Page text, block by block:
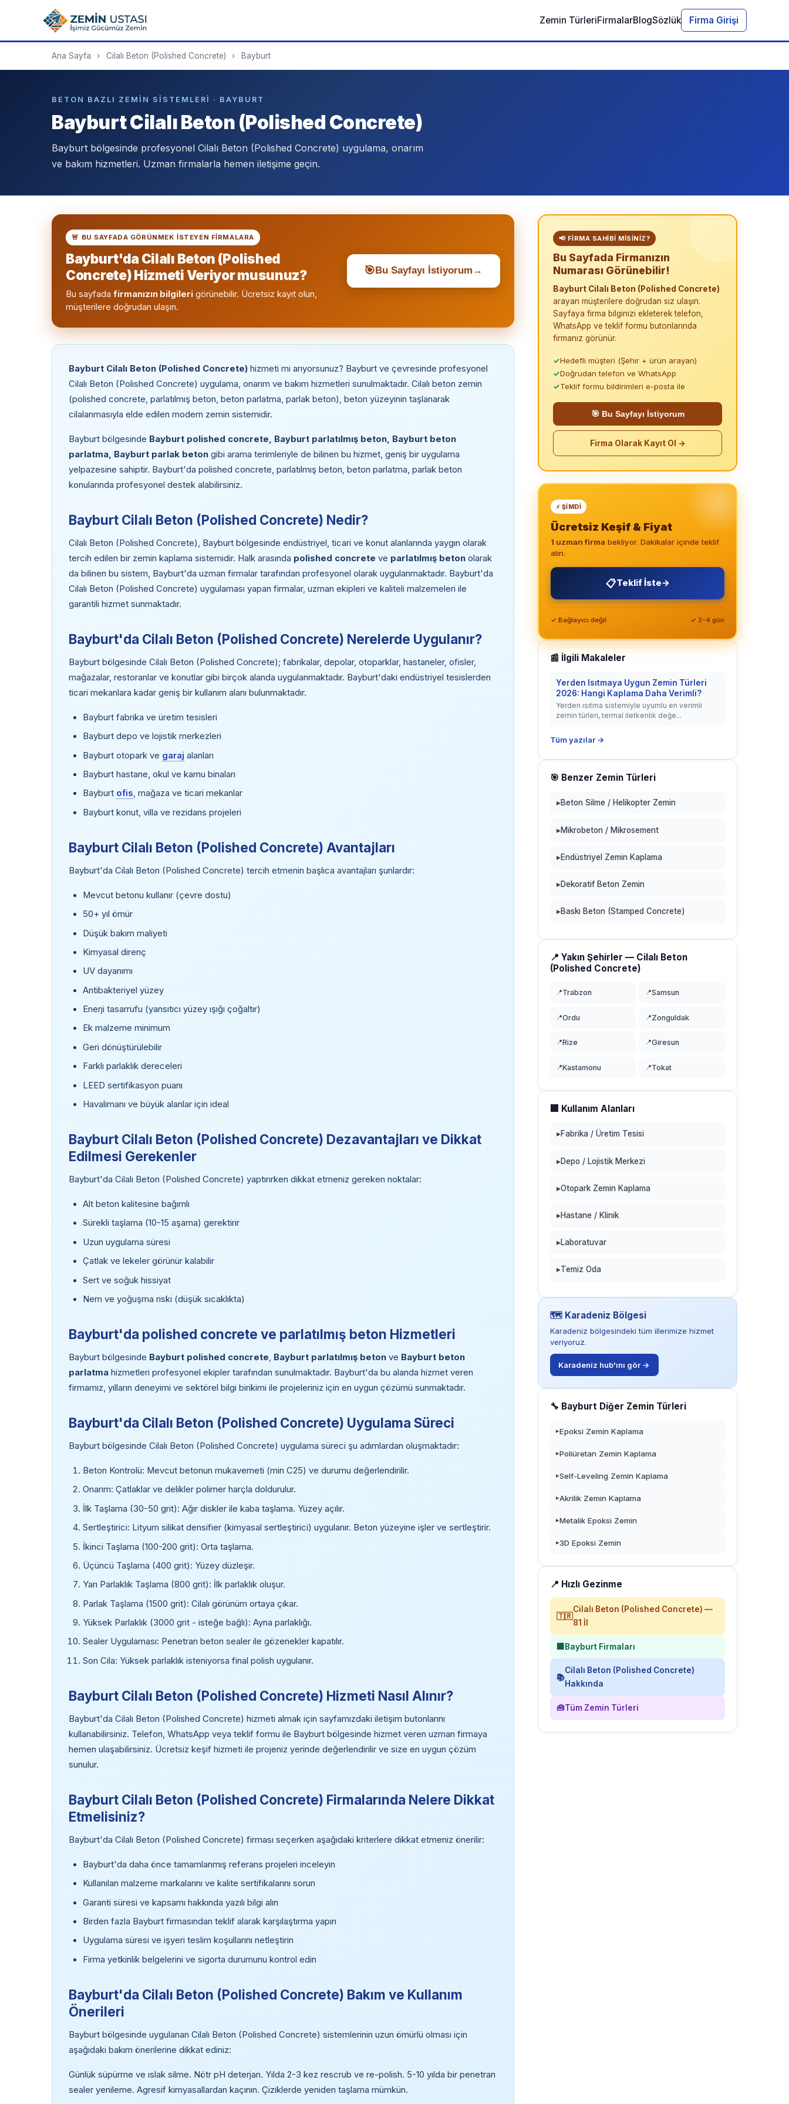
Zemin TürleriFirmalarBlogSözlük Firma Girişi
Ana Sayfa › Cilalı Beton (Polished Concrete) › Bayburt
BETON BAZLI ZEMIN SISTEMLERI · BAYBURT
Bayburt Cilalı Beton (Polished Concrete)
Bayburt bölgesinde profesyonel Cilalı Beton (Polished Concrete) uygulama, onarım
ve bakım hizmetleri. Uzman firmalarla hemen iletişime geçin.
🚨 BU SAYFADA GÖRÜNMEK ISTEYEN FIRMALARA
Bayburt'da Cilalı Beton (Polished
Concrete) Hizmeti Veriyor musunuz?
Bu sayfada firmanızın bilgileri görünebilir. Ücretsiz kayıt olun,
müşterilere doğrudan ulaşın.
🎯 Bu Sayfayı İstiyorum →
Bayburt Cilalı Beton (Polished Concrete) hizmeti mi arıyorsunuz? Bayburt ve çevresinde profesyonel
Cilalı Beton (Polished Concrete) uygulama, onarım ve bakım hizmetleri sunulmaktadır. Cilalı beton zemin
(polished concrete, parlatılmış beton, beton parlatma, parlak beton), beton yüzeyinin taşlanarak
cilalanmasıyla elde edilen modern zemin sistemidir.
Bayburt bölgesinde Bayburt polished concrete, Bayburt parlatılmış beton, Bayburt beton
parlatma, Bayburt parlak beton gibi arama terimleriyle de bilinen bu hizmet, geniş bir uygulama
yelpazesine sahiptir. Bayburt'da polished concrete, parlatılmış beton, beton parlatma, parlak beton
konularında profesyonel destek alabilirsiniz.
Bayburt Cilalı Beton (Polished Concrete) Nedir?
Cilalı Beton (Polished Concrete), Bayburt bölgesinde endüstriyel, ticari ve konut alanlarında yaygın olarak
tercih edilen bir zemin kaplama sistemidir. Halk arasında polished concrete ve parlatılmış beton olarak
da bilinen bu sistem, Bayburt'da uzman firmalar tarafından profesyonel olarak uygulanmaktadır. Bayburt'da
Cilalı Beton (Polished Concrete) uygulaması yapan firmalar, uzman ekipleri ve kaliteli malzemeleri ile
garantili hizmet sunmaktadır.
Bayburt'da Cilalı Beton (Polished Concrete) Nerelerde Uygulanır?
Bayburt bölgesinde Cilalı Beton (Polished Concrete); fabrikalar, depolar, otoparklar, hastaneler, ofisler,
mağazalar, restoranlar ve konutlar gibi birçok alanda uygulanmaktadır. Bayburt'daki endüstriyel tesislerden
ticari mekanlara kadar geniş bir kullanım alanı bulunmaktadır.
Bayburt fabrika ve üretim tesisleri
Bayburt depo ve lojistik merkezleri
Bayburt otopark ve garaj alanları
Bayburt hastane, okul ve kamu binaları
Bayburt ofis, mağaza ve ticari mekanlar
Bayburt konut, villa ve rezidans projeleri
Bayburt Cilalı Beton (Polished Concrete) Avantajları
Bayburt'da Cilalı Beton (Polished Concrete) tercih etmenin başlıca avantajları şunlardır:
Mevcut betonu kullanır (çevre dostu)
50+ yıl ömür
Düşük bakım maliyeti
Kimyasal direnç
UV dayanımı
Antibakteriyel yüzey
Enerji tasarrufu (yansıtıcı yüzey ışığı çoğaltır)
Ek malzeme minimum
Geri dönüştürülebilir
Farklı parlaklık dereceleri
LEED sertifikasyon puanı
Havalimanı ve büyük alanlar için ideal
Bayburt Cilalı Beton (Polished Concrete) Dezavantajları ve Dikkat
Edilmesi Gerekenler
Bayburt'da Cilalı Beton (Polished Concrete) yaptırırken dikkat etmeniz gereken noktalar:
Alt beton kalitesine bağımlı
Sürekli taşlama (10-15 aşama) gerektirir
Uzun uygulama süresi
Çatlak ve lekeler görünür kalabilir
Sert ve soğuk hissiyat
Nem ve yoğuşma riski (düşük sıcaklıkta)
Bayburt'da polished concrete ve parlatılmış beton Hizmetleri
Bayburt bölgesinde Bayburt polished concrete, Bayburt parlatılmış beton ve Bayburt beton
parlatma hizmetleri profesyonel ekipler tarafından sunulmaktadır. Bayburt'da bu alanda hizmet veren
firmamız, yılların deneyimi ve sektörel bilgi birikimi ile projeleriniz için en uygun çözümü sunmaktadır.
Bayburt'da Cilalı Beton (Polished Concrete) Uygulama Süreci
Bayburt bölgesinde Cilalı Beton (Polished Concrete) uygulama süreci şu adımlardan oluşmaktadır:
Beton Kontrolü: Mevcut betonun mukavemeti (min C25) ve durumu değerlendirilir.
Onarım: Çatlaklar ve delikler polimer harçla doldurulur.
İlk Taşlama (30-50 grit): Ağır diskler ile kaba taşlama. Yüzey açılır.
Sertleştirici: Lityum silikat densifier (kimyasal sertleştirici) uygulanır. Beton yüzeyine işler ve sertleştirir.
İkinci Taşlama (100-200 grit): Orta taşlama.
Üçüncü Taşlama (400 grit): Yüzey düzleşir.
Yarı Parlaklık Taşlama (800 grit): İlk parlaklık oluşur.
Parlak Taşlama (1500 grit): Cilalı görünüm ortaya çıkar.
Yüksek Parlaklık (3000 grit - isteğe bağlı): Ayna parlaklığı.
Sealer Uygulaması: Penetran beton sealer ile gözenekler kapatılır.
Son Cila: Yüksek parlaklık isteniyorsa final polish uygulanır.
Bayburt Cilalı Beton (Polished Concrete) Hizmeti Nasıl Alınır?
Bayburt'da Cilalı Beton (Polished Concrete) hizmeti almak için sayfamızdaki iletişim butonlarını
kullanabilirsiniz. Telefon, WhatsApp veya teklif formu ile Bayburt bölgesinde hizmet veren uzman firmaya
hemen ulaşabilirsiniz. Ücretsiz keşif hizmeti ile projeniz yerinde değerlendirilir ve size en uygun çözüm
sunulur.
Bayburt Cilalı Beton (Polished Concrete) Firmalarında Nelere Dikkat
Etmelisiniz?
Bayburt'da Cilalı Beton (Polished Concrete) firması seçerken aşağıdaki kriterlere dikkat etmeniz önerilir:
Bayburt'da daha önce tamamlanmış referans projeleri inceleyin
Kullanılan malzeme markalarını ve kalite sertifikalarını sorun
Garanti süresi ve kapsamı hakkında yazılı bilgi alın
Birden fazla Bayburt firmasından teklif alarak karşılaştırma yapın
Uygulama süresi ve işyeri teslim koşullarını netleştirin
Firma yetkinlik belgelerini ve sigorta durumunu kontrol edin
Bayburt'da Cilalı Beton (Polished Concrete) Bakım ve Kullanım
Önerileri
Bayburt bölgesinde uygulanan Cilalı Beton (Polished Concrete) sistemlerinin uzun ömürlü olması için
aşağıdaki bakım önerilerine dikkat ediniz:
Günlük süpürme ve ıslak silme. Nötr pH deterjan. Yılda 2-3 kez rescrub ve re-polish. 5-10 yılda bir penetran
sealer yenileme. Agresif kimyasallardan kaçının. Çiziklerde yeniden taşlama mümkün.
📢 FIRMA SAHIBI MISINIZ?
Bu Sayfada Firmanızın
Numarası Görünebilir!
Bayburt Cilalı Beton (Polished Concrete)
arayan müşterilere doğrudan siz ulaşın.
Sayfaya firma bilginizi ekleterek telefon,
WhatsApp ve teklif formu butonlarında
firmanız görünür.
✓Hedefli müşteri (Şehir + ürün arayan)
✓Doğrudan telefon ve WhatsApp
✓Teklif formu bildirimleri e-posta ile
🎯 Bu Sayfayı İstiyorum
Firma Olarak Kayıt Ol →
⚡ ŞIMDI
Ücretsiz Keşif & Fiyat
1 uzman firma bekliyor. Dakikalar içinde teklif
alın.
📋Teklif İste→
✓ Bağlayıcı değil ✓ 2-4 gün
📰 İlgili Makaleler
Yerden Isıtmaya Uygun Zemin Türleri
2026: Hangi Kaplama Daha Verimli?
Yerden ısıtma sistemiyle uyumlu en verimli
zemin türleri, termal iletkenlik değe...
Tüm yazılar →
🎯 Benzer Zemin Türleri
▸Beton Silme / Helikopter Zemin
▸Mikrobeton / Mikrosement
▸Endüstriyel Zemin Kaplama
▸Dekoratif Beton Zemin
▸Baskı Beton (Stamped Concrete)
📍 Yakın Şehirler — Cilalı Beton
(Polished Concrete)
📍Trabzon 📍Samsun
📍Ordu 📍Zonguldak
📍Rize 📍Giresun
📍Kastamonu 📍Tokat
🏢 Kullanım Alanları
▸Fabrika / Üretim Tesisi
▸Depo / Lojistik Merkezi
▸Otopark Zemin Kaplama
▸Hastane / Klinik
▸Laboratuvar
▸Temiz Oda
🗺️ Karadeniz Bölgesi
Karadeniz bölgesindeki tüm illerimize hizmet
veriyoruz.
Karadeniz hub'ını gör →
🔧 Bayburt Diğer Zemin Türleri
▸Epoksi Zemin Kaplama
▸Poliüretan Zemin Kaplama
▸Self-Leveling Zemin Kaplama
▸Akrilik Zemin Kaplama
▸Metalik Epoksi Zemin
▸3D Epoksi Zemin
📍 Hızlı Gezinme
🇹🇷
Cilalı Beton (Polished Concrete) —
81 İl
Bayburt Firmaları
📚
Cilalı Beton (Polished Concrete)
Hakkında
🧰Tüm Zemin Türleri